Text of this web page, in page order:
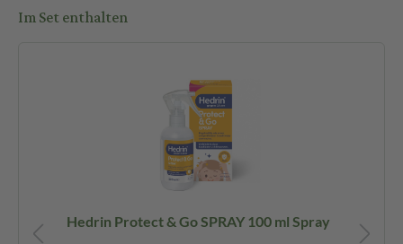
Im Set enthalten
Hedrin Protect & Go SPRAY 100 ml Spray